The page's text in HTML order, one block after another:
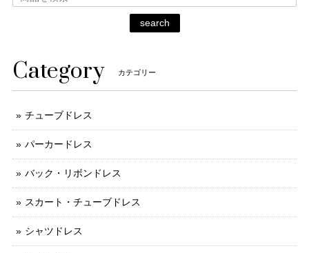
search
Category カテゴリー
チューブドレス
パーカードレス
バック・リボンドレス
スカート・チューブドレス
シャツドレス